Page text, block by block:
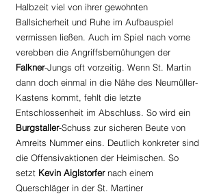
Halbzeit viel von ihrer gewohnten
Ballsicherheit und Ruhe im Aufbauspiel
vermissen ließen. Auch im Spiel nach vorne
verebben die Angriffsbemühungen der
Falkner-Jungs oft vorzeitig. Wenn St. Martin
dann doch einmal in die Nähe des Neumüller-
Kastens kommt, fehlt die letzte
Entschlossenheit im Abschluss. So wird ein
Burgstaller-Schuss zur sicheren Beute von
Arnreits Nummer eins. Deutlich konkreter sind
die Offensivaktionen der Heimischen. So
setzt Kevin Aiglstorfer nach einem
Querschläger in der St. Martiner